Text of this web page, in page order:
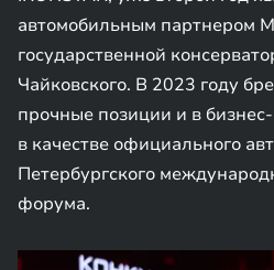
автомобильным партнером
государственной
Чайковского. В 2023 году
прочные позиции и в
в качестве официального
Петербургского
форума.